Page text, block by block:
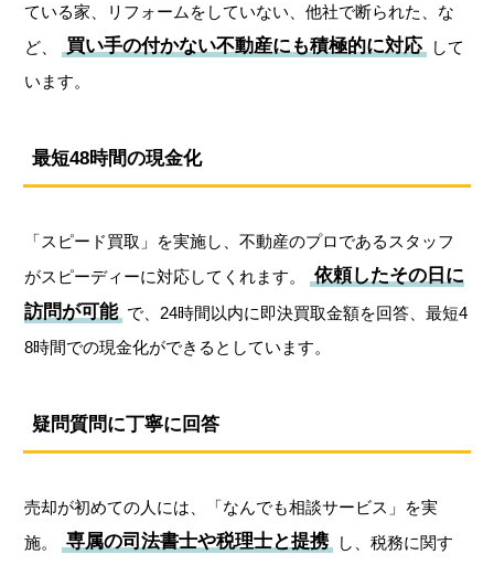
ている家、リフォームをしていない、他社で断られた、な
ど、
買い手の付かない不動産にも積極的に対応
して
います。
最短48時間の現金化
「スピード買取」を実施し、不動産のプロであるスタッフ
がスピーディーに対応してくれます。
依頼したその日に
訪問が可能 で、24時間以内に即決買取金額を回答、最短4
8時間での現金化ができるとしています。
疑問質問に丁寧に回答
売却が初めての人には、「なんでも相談サービス」を実
施。
専属の司法書士や税理士と提携
し、税務に関す